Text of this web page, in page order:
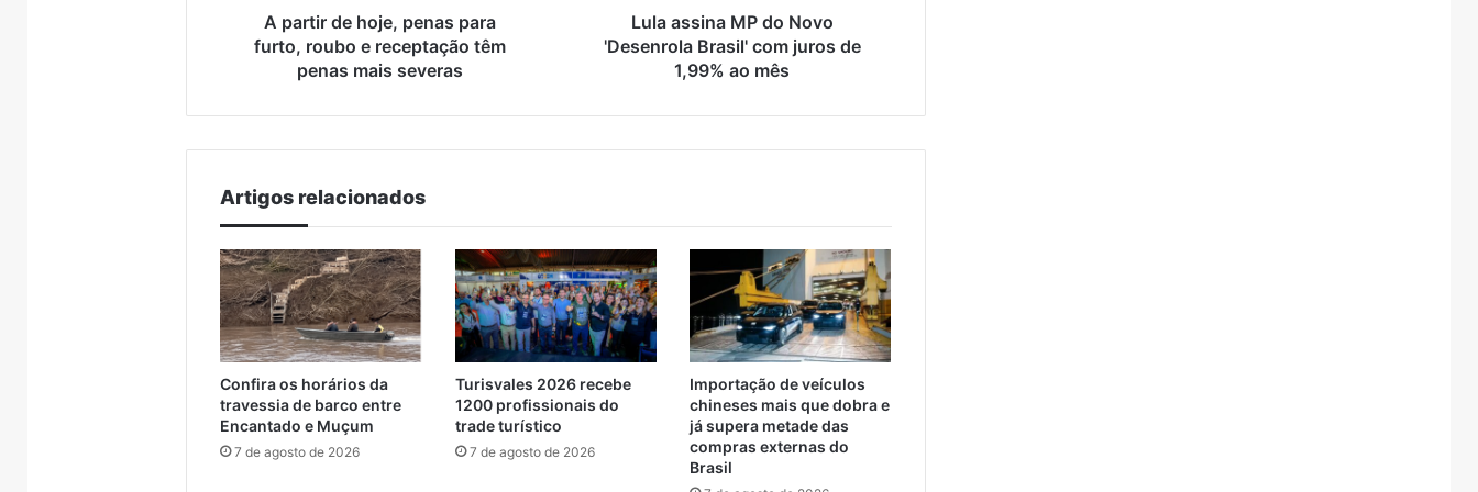
receptaçãoA partir de hoje, penas para
furto, roubo e receptação têm
penas mais severas
1,99%
Lula assina MP do Novo
'Desenrola Brasil' com juros de
1,99% ao mês
Artigos relacionados
Confira os horários da
travessia de barco entre
Encantado e Muçum
7 de agosto de 2026
Turisvales 2026 recebe
1200 profissionais do
trade turístico
7 de agosto de 2026
Importação de veículos
chineses mais que dobra e
já supera metade das
compras externas do
Brasil